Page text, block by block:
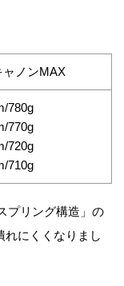
ャノンMAX
780g
770g
720g
710g
プリング構造」の
れにくくなりまし